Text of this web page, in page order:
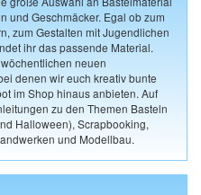
und Geschmäcker. Egal ob zum
zum Gestalten mit Jugendlichen
ihr das passende Material.
neuen
denen wir euch kreativ bunte
im Shop hinaus anbieten. Auf
zu den Themen Basteln
Halloween), Scrapbooking,
und Modellbau.